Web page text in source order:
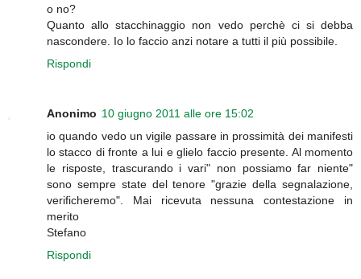
o no?
Quanto allo stacchinaggio non vedo perchè ci si debba
nascondere. Io lo faccio anzi notare a tutti il più possibile.
Rispondi
Anonimo 10 giugno 2011 alle ore 15:02
io quando vedo un vigile passare in prossimità dei manifesti
lo stacco di fronte a lui e glielo faccio presente. Al momento
le risposte, trascurando i vari" non possiamo far niente"
sono sempre state del tenore "grazie della segnalazione,
verificheremo". Mai ricevuta nessuna contestazione in
merito
Stefano
Rispondi